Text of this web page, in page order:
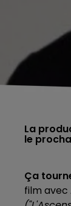
La
le
Ça
film avec